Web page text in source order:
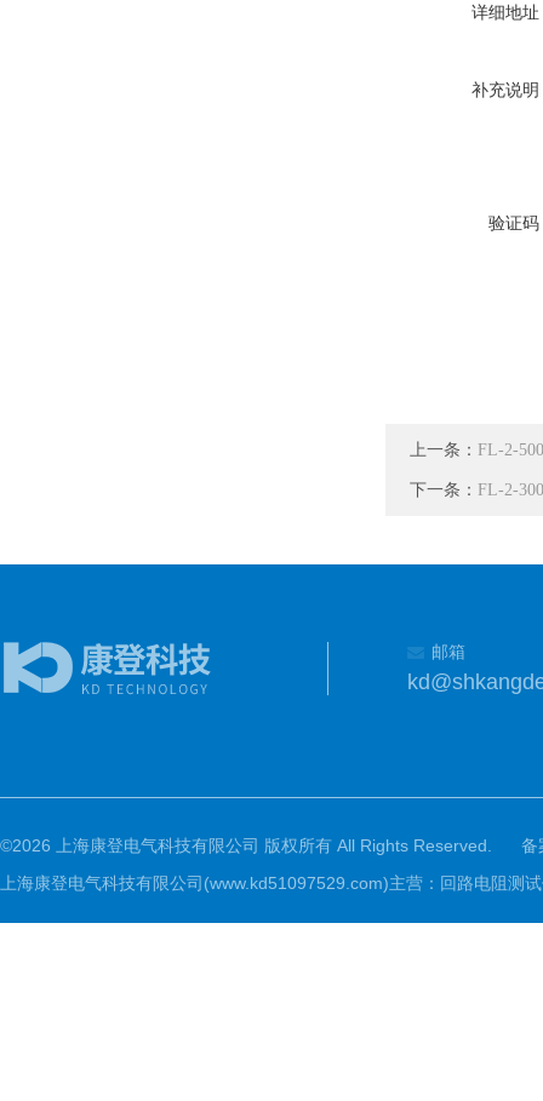
详细地址
补充说明
验证码
上一条： FL-2-
下一条： FL-2-
邮箱
©2026 上海康登电气科技有限公司 版权所有 All Rights Reserved.
备
上海康登电气科技有限公司(www.kd51097529.com)主营：回路电阻